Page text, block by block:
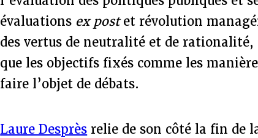
évaluations ex postet révolution
des vertus de neutralité et de
que les objectifs fixés comme les
faire l’objet de débats.
Laure Desprès relie de son côté la fin